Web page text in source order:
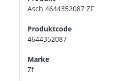
Asch 4644352087 ZF
Produktcode
4644352087
Marke
Zf